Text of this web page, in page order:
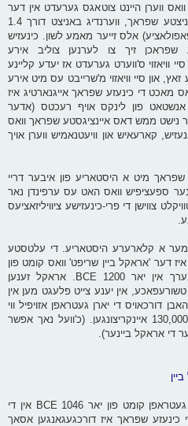
וואס ווערן היינט צוטאגס גערעדט אין דער
וועלט איז 'כינעזיש' דאס מערסט באניצטע שפראך, ווערנדיג באניצט דורך 1.4
די וועלטס פאפולאציע) אלס זייער מאמע לשון. כינעזיש
שפראכן זיך צו לערנען צוליב אירע
וויאזוי ס'ווערט גערעדט אז יעדע קליינע
זאץ, און סיי וויאזוי מ'שרייבט עס מיט אירע
מאכט די כינעזע שפראך אייגנארטיג איז
פון לינקס אויף רעכטס (אדער
נישט ממש דאס איינציגסטע שפראך וואס
קארעאיש און וויעטנאמיש ווערן אויך
מיט א היסטאריע פון איבער דריי
ספעציפיש וואס האט עס ערפינדן נאר
צווישן די פרי-כינעזישע ציוויליזאציעס
א קלארערע היסטאריע. די עלטסטע
דער 'אראקל ביין שריפט' וואס קומט פון
די צייטן פון די שיאנג דינאסטיע, בערך אין יאר 1200 BCE. אראקל זענען
אין יענע צייט פלעגט מען אין
דורכאויס די יארן געטראפן אזויפיל ווי
13,000 אזעלכע ביינער מיט איבער 130,000 איינקריצונגען. (כ'וועל נאך אפשר
די אראקל ביינער).
דער קומענדיגע שריפט וואס מ'האט געטראפן קומט פון יאר 1046 BCE אין די
כינעזע שפראך איז דורכגעגאנגען אסאך